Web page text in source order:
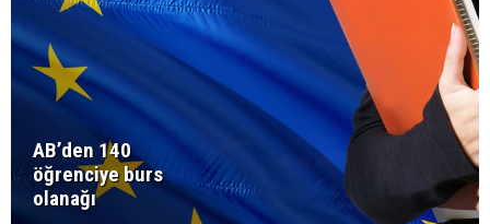
AB’den 140
öğrenciye burs
olanağı